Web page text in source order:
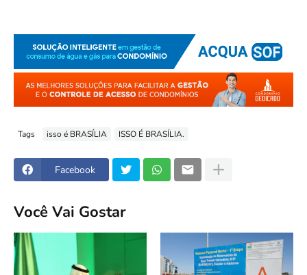
Tags isso é BRASÍLIA ISSO É BRASÍLIA.
Facebook
Você Vai Gostar